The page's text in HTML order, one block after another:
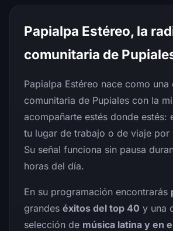
Papialpa Estéreo, la
comunitaria de
Papialpa Estéreo nace como una
comunitaria de Pupiales con la
acompañarte estés donde estés:
tu lugar de trabajo o de viaje por
Su señal funciona sin pausa
horas del día.
En su programación encontrarás
grandes éxitos del top 40 y una
selección de música latina y en